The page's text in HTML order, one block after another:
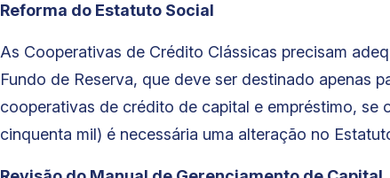
Reforma do Estatuto Social
As Cooperativas de Crédito Clássicas precisam
Fundo de Reserva, que deve ser destinado apenas
cooperativas de crédito de capital e empréstimo,
cinquenta mil) é necessária uma alteração no